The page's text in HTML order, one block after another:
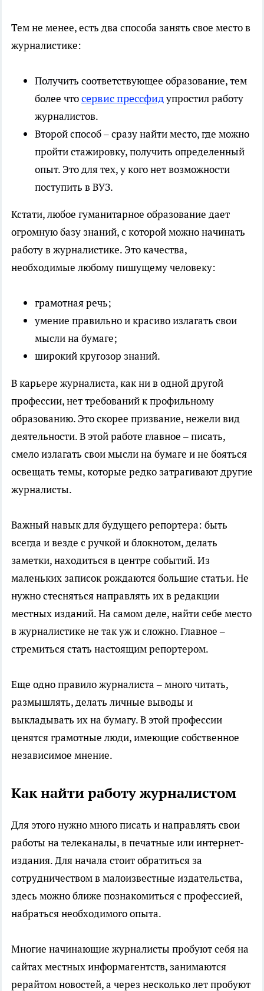
Тем не менее, есть два способа занять свое место в
журналистике:
Получить соответствующее образование, тем
более чтосервис прессфидупростил работу
журналистов.
Второй способ – сразу найти место, где можно
пройти стажировку, получить определенный
опыт. Это для тех, у кого нет возможности
поступить в ВУЗ.
Кстати, любое гуманитарное образование дает
огромную базу знаний, с которой можно начинать
работу в журналистике. Это качества,
необходимые любому пишущему человеку:
грамотная речь;
умение правильно и красиво излагать свои
мысли на бумаге;
широкий кругозор знаний.
В карьере журналиста, как ни в одной другой
профессии, нет требований к профильному
образованию. Это скорее призвание, нежели вид
деятельности. В этой работе главное – писать,
смело излагать свои мысли на бумаге и не бояться
освещать темы, которые редко затрагивают другие
журналисты.
Важный навык для будущего репортера: быть
всегда и везде с ручкой и блокнотом, делать
заметки, находиться в центре событий. Из
маленьких записок рождаются большие статьи. Не
нужно стесняться направлять их в редакции
местных изданий. На самом деле, найти себе место
в журналистике не так уж и сложно. Главное –
стремиться стать настоящим репортером.
Еще одно правило журналиста – много читать,
размышлять, делать личные выводы и
выкладывать их на бумагу. В этой профессии
ценятся грамотные люди, имеющие собственное
независимое мнение.
Как найти работу журналистом
Для этого нужно много писать и направлять свои
работы на телеканалы, в печатные или интернет-
издания. Для начала стоит обратиться за
сотрудничеством в малоизвестные издательства,
здесь можно ближе познакомиться с профессией,
набраться необходимого опыта.
Многие начинающие журналисты пробуют себя на
сайтах местных информагентств, занимаются
рерайтом новостей, а через несколько лет пробуют